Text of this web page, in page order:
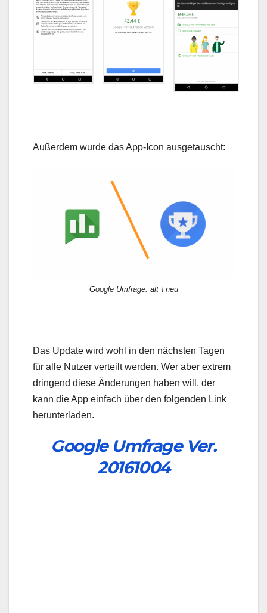
Außerdem wurde das App-Icon ausgetauscht:
Google Umfrage: alt \ neu
Das Update wird wohl in den nächsten Tagen
für alle Nutzer verteilt werden. Wer aber extrem
dringend diese Änderungen haben will, der
kann die App einfach über den folgenden Link
herunterladen.
Google Umfrage Ver.
20161004